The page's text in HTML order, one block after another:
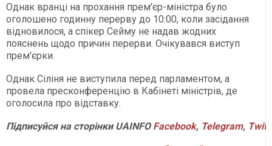
Однак вранці на прохання прем'єр-міністра було
оголошено годинну перерву до 10:00, коли засідання
відновилося, а спікер Сейму не надав жодних
пояснень щодо причин перерви. Очікувався виступ
прем'єрки.
Однак Сіліня не виступила перед парламентом, а
провела пресконференцію в Кабінеті міністрів, де
оголосила про відставку.
ПідписуйсянасторінкиUAINFO Facebook, Telegram,